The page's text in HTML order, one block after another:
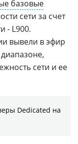
базовые
сети за счет
- L900.
вывели в эфир
сети и ее
Dedicated на